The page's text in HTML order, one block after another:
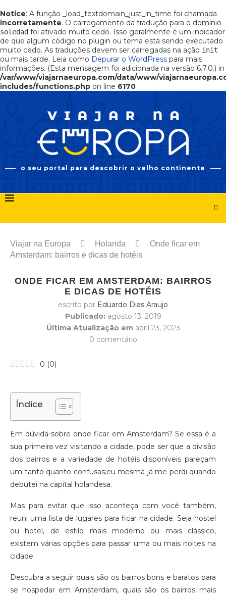
Notice: A função _load_textdomain_just_in_time foi chamada
incorretamente. O carregamento da tradução para o domínio
soledad foi ativado muito cedo. Isso geralmente é um indicador
de que algum código no plugin ou tema está sendo executado
muito cedo. As traduções devem ser carregadas na ação init
ou mais tarde. Leia como Depurar o WordPress para mais
informações. (Esta mensagem foi adicionada na versão 6.7.0.) in
/var/www/viajarnaeuropa.com/data/www/
includes/functions.php on line 6170
o seu portal para descobrir o velho continente
Viajar na Europa Holanda
Onde ficar em
Amsterdam: bairros e dicas de hotéis
ONDE FICAR EM AMSTERDAM: BAIRROS
E DICAS DE HOTÉIS
escrito por Eduardo Dias Araujo
Publicado: agosto 13, 2019
Última Atualização em abril 23, 2023
0 comentário
0 (0)
Índice
Em dúvida sobre onde ficar em Amsterdam? Se essa é a
sua primeira vez visitando a cidade, pode ser que a divisão
dos bairros e a variedade de hotéis disponíveis pareçam
um tanto quanto confusas;eu mesma já me perdi quando
debutei na capital holandesa.
Mas para evitar que isso aconteça com você também,
reuni uma lista de lugares para ficar na cidade. Seja hostel
ou hotel, de estilo mais moderno ou mais clássico,
existem várias opções para passar uma ou mais noites na
cidade.
Descubra a seguir quais são os bairros bons e baratos para
se hospedar em Amsterdam, quais são os bairros mais